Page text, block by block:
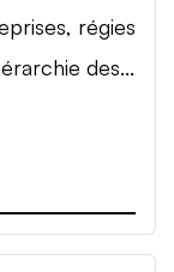
régies
des...